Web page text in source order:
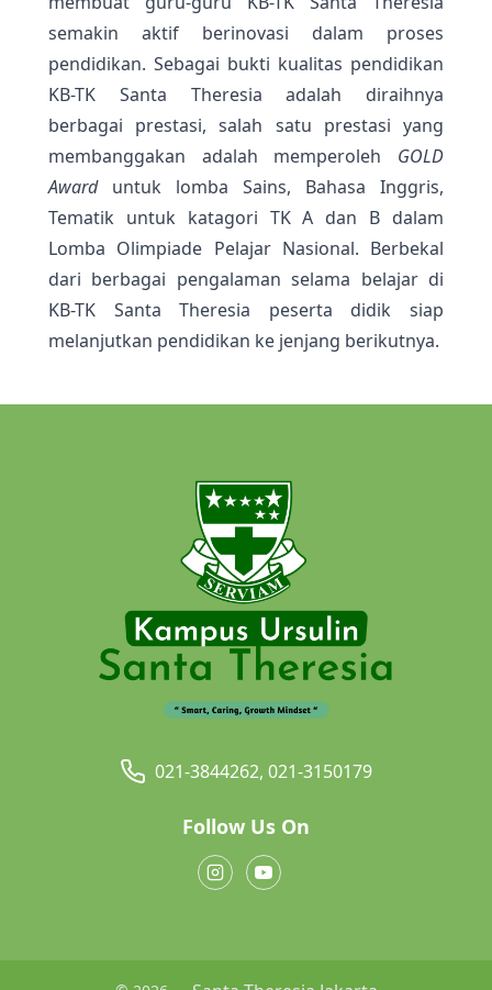
semakin aktif berinovasi dalam proses
pendidikan. Sebagai bukti kualitas pendidikan
KB-TK Santa Theresia adalah diraihnya
berbagai prestasi, salah satu prestasi yang
membanggakan adalah memperoleh GOLD
Awarduntuk lomba Sains, Bahasa Inggris,
Tematik untuk katagori TK A dan B dalam
Lomba Olimpiade Pelajar Nasional. Berbekal
dari berbagai pengalaman selama belajar di
KB-TK Santa Theresia peserta didik siap
melanjutkan pendidikan ke jenjang berikutnya.
021-3844262, 021-3150179
Follow Us On